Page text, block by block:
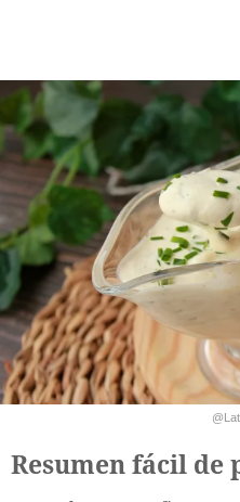
Resumen fácil de